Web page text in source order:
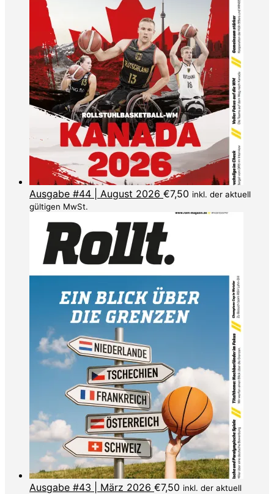
Ausgabe #44 | August 2026 €7,50 inkl. der aktuell
gültigen MwSt.
Ausgabe #43 | März 2026 €7,50 inkl. der aktuell